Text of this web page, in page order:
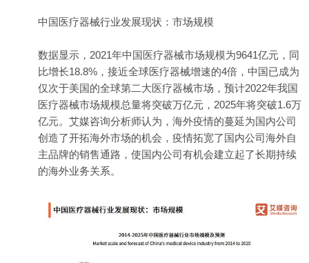
中国医疗器械行业发展现状：市场规模
数据显示，2021年中国医疗器械市场规模为9641亿元，同
比增长18.8%，接近全球医疗器械增速的4倍，中国已成为
仅次于美国的全球第二大医疗器械市场，预计2022年我国
医疗器械市场规模总量将突破万亿元，2025年将突破1.6万
亿元。艾媒咨询分析师认为， 海外疫情的蔓延为国内公司
创造了开拓海外市场的机会，疫情拓宽了国内公司海外自
主品牌的销售通路，使国内公司有机会建立起了长期持续
的海外业务关系。